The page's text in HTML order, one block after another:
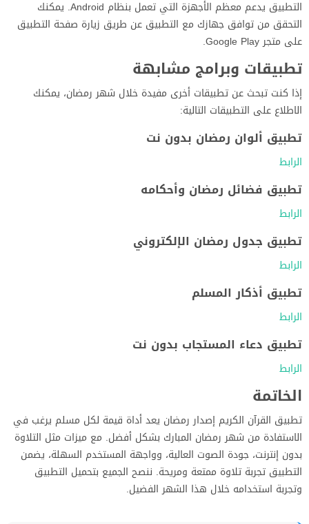
التطبيق يدعم معظم الأجهزة التي تعمل بنظام Android. يمكنك
التحقق من توافق جهازك مع التطبيق عن طريق زيارة صفحة التطبيق
على متجر Google Play.
تطبيقات وبرامج مشابهة
إذا كنت تبحث عن تطبيقات أخرى مفيدة خلال شهر رمضان، يمكنك
الاطلاع على التطبيقات التالية:
تطبيق ألوان رمضان بدون نت
الرابط
تطبيق فضائل رمضان وأحكامه
الرابط
تطبيق جدول رمضان الإلكتروني
الرابط
تطبيق أذكار المسلم
الرابط
تطبيق دعاء المستجاب بدون نت
الرابط
الخاتمة
تطبيق القرآن الكريم إصدار رمضان يعد أداة قيمة لكل مسلم يرغب في
الاستفادة من شهر رمضان المبارك بشكل أفضل. مع ميزات مثل التلاوة
بدون إنترنت، جودة الصوت العالية، وواجهة المستخدم السهلة، يضمن
التطبيق تجربة تلاوة ممتعة ومريحة. ننصح الجميع بتحميل التطبيق
وتجربة استخدامه خلال هذا الشهر الفضيل.